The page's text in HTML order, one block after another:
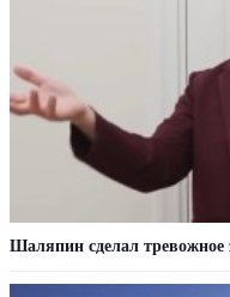
Шаляпин сделал тревожное